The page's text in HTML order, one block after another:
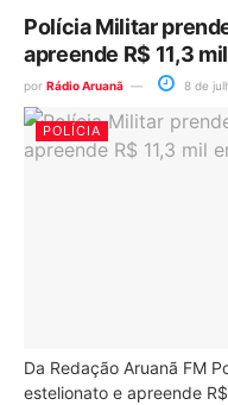
Polícia Militar
apreende R$ 11,3
por Rádio Aruanã 8 de
POLÍCIA
Da Redação Aruanã FM
estelionato e apreende